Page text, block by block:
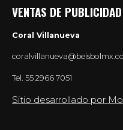
VENTAS DE
Coral Villanueva
Tel. 55 2966 7051
Sitio desarrollado por